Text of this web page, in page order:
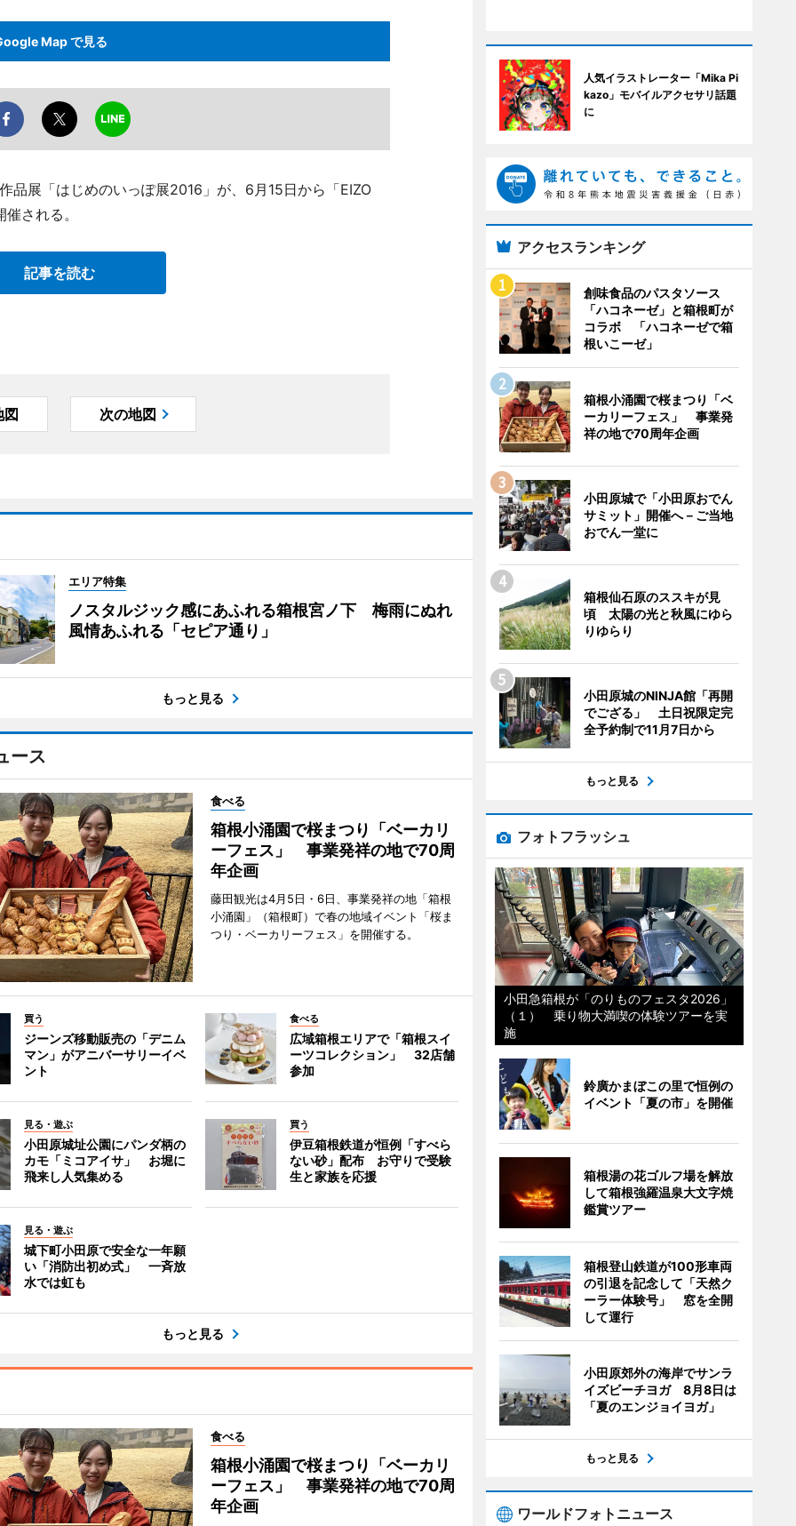
Map で見る
品展「はじめのいっぽ展2016」が、6月15日から「EIZO
される。
記事を読む
図 次の地図
エリア特集
ノスタルジック感にあふれる箱根宮ノ下 梅雨にぬれ
風情あふれる「セピア通り」
もっと見る
ース
食べる
箱根小涌園で桜まつり「ベーカリ
ーフェス」 事業発祥の地で70周
年企画
藤田観光は4月5日・6日、事業発祥の地「箱根
小涌園」（箱根町）で春の地域イベント「桜ま
つり・ベーカリーフェス」を開催する。
買う
ジーンズ移動販売の「デニム
マン」がアニバーサリーイベ
ント
食べる
広域箱根エリアで「箱根スイ
ーツコレクション」 32店舗
参加
見る・遊ぶ
小田原城址公園にパンダ柄の
カモ「ミコアイサ」 お堀に
飛来し人気集める
買う
伊豆箱根鉄道が恒例「すべら
ない砂」配布 お守りで受験
生と家族を応援
見る・遊ぶ
城下町小田原で安全な一年願
い「消防出初め式」 一斉放
水では虹も
もっと見る
食べる
箱根小涌園で桜まつり「ベーカリ
ーフェス」 事業発祥の地で70周
年企画
人気イラストレーター「Mika Pi
kazo」モバイルアクセサリ話題
に
アクセスランキング
創味食品のパスタソース
「ハコネーゼ」と箱根町が
コラボ 「ハコネーゼで箱
根いこーゼ」
箱根小涌園で桜まつり「ベ
ーカリーフェス」 事業発
祥の地で70周年企画
小田原城で「小田原おでん
サミット」開催へ－ご当地
おでん一堂に
箱根仙石原のススキが見
頃 太陽の光と秋風にゆら
りゆらり
小田原城のNINJA館「再開
でござる」 土日祝限定完
全予約制で11月7日から
もっと見る
フォトフラッシュ
小田急箱根が「のりものフェスタ2026」
（１） 乗り物大満喫の体験ツアーを実
施
鈴廣かまぼこの里で恒例の
イベント「夏の市」を開催
箱根湯の花ゴルフ場を解放
して箱根強羅温泉大文字焼
鑑賞ツアー
箱根登山鉄道が100形車両
の引退を記念して「天然ク
ーラー体験号」 窓を全開
して運行
小田原郊外の海岸でサンラ
イズビーチヨガ 8月8日は
「夏のエンジョイヨガ」
もっと見る
ワールドフォトニュース